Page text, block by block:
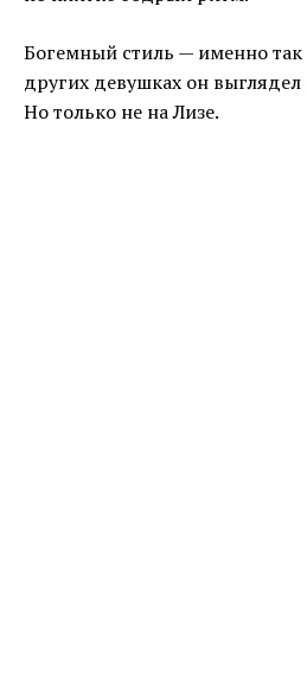
Богемный стиль — именно так
других девушках он
Но только не на Лизе.